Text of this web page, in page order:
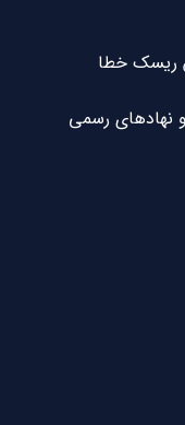
ریسک خطا
نهادهای رسمی